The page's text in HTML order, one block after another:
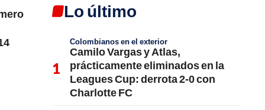
Lo último
Colombianos en el exterior
Camilo Vargas y Atlas,
prácticamente eliminados en la
Leagues Cup: derrota 2-0 con
Charlotte FC